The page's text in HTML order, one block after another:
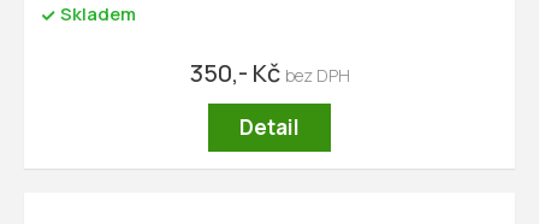
Skladem
350,- Kč
Detail